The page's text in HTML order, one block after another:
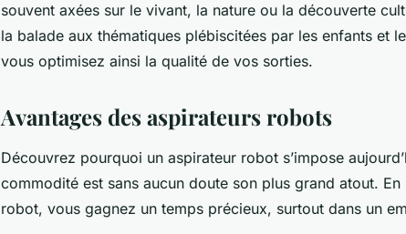
souvent axées sur le vivant, la nature ou la découverte
la balade aux thématiques plébiscitées par les enfants et
vous optimisez ainsi la qualité de vos sorties.
Avantages des aspirateurs robots
Découvrez pourquoi un aspirateur robot s’impose
commodité est sans aucun doute son plus grand atout.
robot, vous gagnez un temps précieux, surtout dans un